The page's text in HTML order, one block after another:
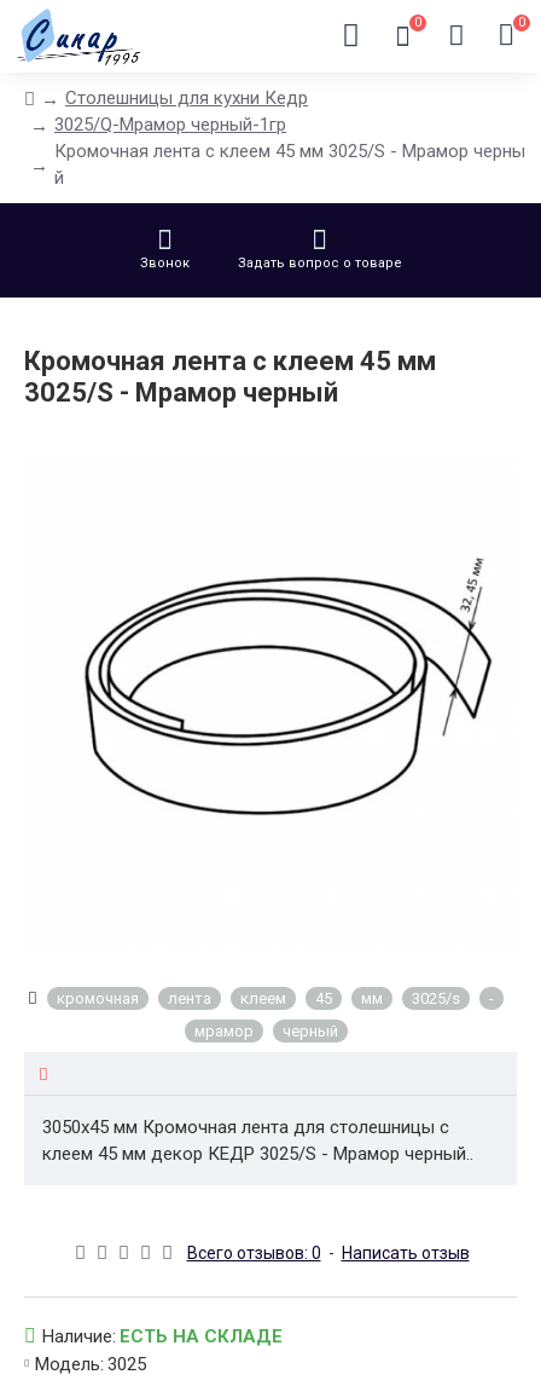
0 0
Столешницы для кухни Кедр
3025/Q-Мрамор черный-1гр
Кромочная лента с клеем 45 мм 3025/S - Мрамор черны
й
Звонок Задать вопрос о товаре
Кромочная лента с клеем 45 мм
3025/S - Мрамор черный
кромочная лента клеем 45 мм 3025/s
-
мрамор
черный
3050x45 мм Кромочная лента для столешницы с
клеем 45 мм декор КЕДР 3025/S - Мрамор черный..
Всего отзывов: 0 - Написать отзыв
Наличие: ЕСТЬ НА СКЛАДЕ
Модель: 3025